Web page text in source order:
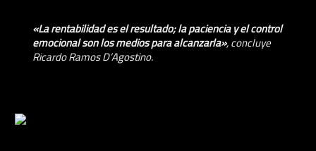
«La rentabilidad es el resultado; la paciencia y el control
emocional son los medios para alcanzarla», concluye
Ricardo Ramos D’Agostino.